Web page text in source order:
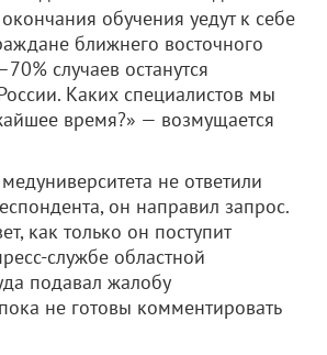
обучения уедут к себе
ближнего восточного
случаев останутся
Каких специалистов мы
время?» — возмущается
не ответили
он направил запрос.
как только он поступит
службе областной
подавал жалобу
не готовы комментировать